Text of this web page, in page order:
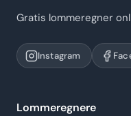
Gratis lommeregner
Instagram
Lommeregnere